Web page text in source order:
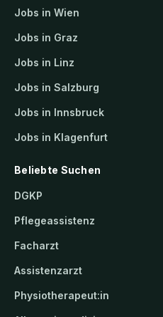
Jobs in Wien
Jobs in Graz
Jobs in Linz
Jobs in Salzburg
Jobs in Innsbruck
Jobs in Klagenfurt
Beliebte Suchen
DGKP
Pflegeassistenz
Facharzt
Assistenzarzt
Physiotherapeut:in